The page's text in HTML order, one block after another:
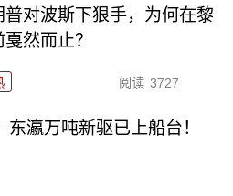
普对波斯下狠手，为何在黎
然而止？
阅读 3727
瀛万吨新驱已上船台！